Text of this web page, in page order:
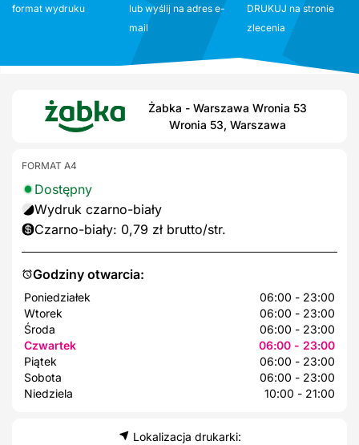
format wydruku
lub wyślij na adres e-
mail
DRUKUJ na stronie
zlecenia
Żabka - Warszawa Wronia 53
Wronia 53, Warszawa
Godziny otwarcia:
Poniedziałek
06:00 - 23:00
Wtorek
06:00 - 23:00
Środa
06:00 - 23:00
Czwartek
06:00 - 23:00
Piątek
06:00 - 23:00
Sobota
06:00 - 23:00
Niedziela
10:00 - 21:00
FORMAT A4
Dostępny
Wydruk czarno-biały
Czarno-biały: 0,79 zł brutto/str.
Lokalizacja drukarki: